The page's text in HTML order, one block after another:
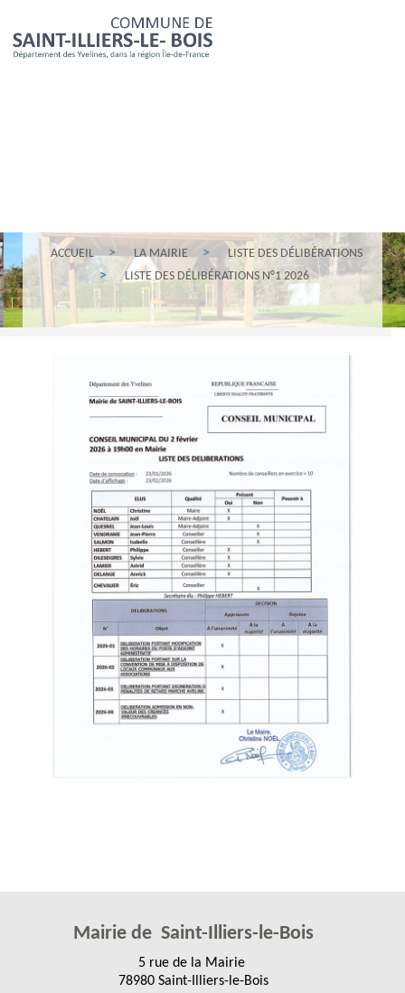
ACCUEIL LA MAIRIE
LISTE DES DÉLIBÉRATIONS
LISTE DES DÉLIBÉRATIONS N°1 2026
Mairie de Saint-Illiers-le-Bois
5 rue de la Mairie
78980 Saint-Illiers-le-Bois